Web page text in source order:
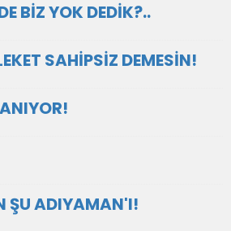
BİZ YOK DEDİK?..
SAHİPSİZ DEMESİN!
ŞU ADIYAMAN'I!